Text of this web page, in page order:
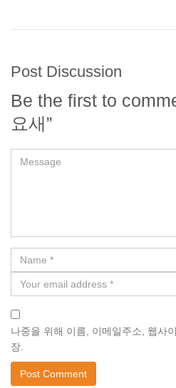
Post Discussion
Be the first to
요새”
나중을 위해 이름, 이메일주소, 웹사
장.